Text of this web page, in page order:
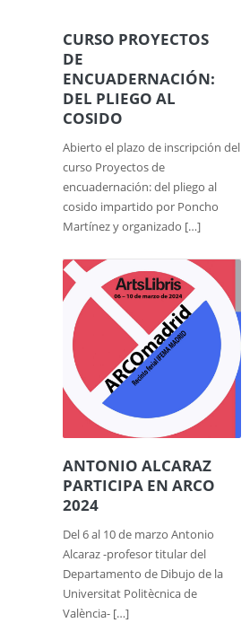
CURSO PROYECTOS
DE
ENCUADERNACIÓN:
DEL PLIEGO AL
COSIDO
Abierto el plazo de inscripción del
curso Proyectos de
encuadernación: del pliego al
cosido impartido por Poncho
Martínez y organizado […]
ANTONIO ALCARAZ
PARTICIPA EN ARCO
2024
Del 6 al 10 de marzo Antonio
Alcaraz -profesor titular del
Departamento de Dibujo de la
Universitat Politècnica de
València- […]